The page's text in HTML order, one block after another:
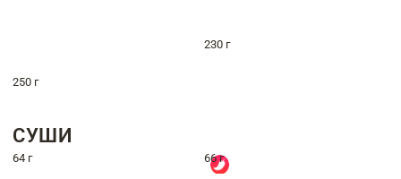
230 г
250 г
СУШИ
64 г 66 г